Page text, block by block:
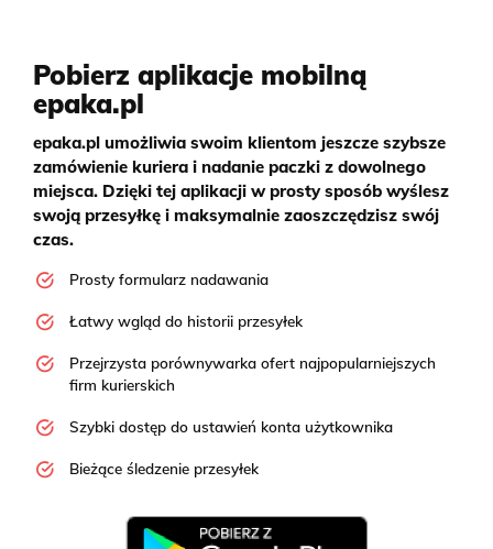
Pobierz aplikacje mobilną
epaka.pl
epaka.pl umożliwia swoim klientom jeszcze szybsze
zamówienie kuriera i nadanie paczki z dowolnego
miejsca. Dzięki tej aplikacji w prosty sposób wyślesz
swoją przesyłkę i maksymalnie zaoszczędzisz swój
czas.
Prosty formularz nadawania
Łatwy wgląd do historii przesyłek
Przejrzysta porównywarka ofert najpopularniejszych
firm kurierskich
Szybki dostęp do ustawień konta użytkownika
Bieżące śledzenie przesyłek